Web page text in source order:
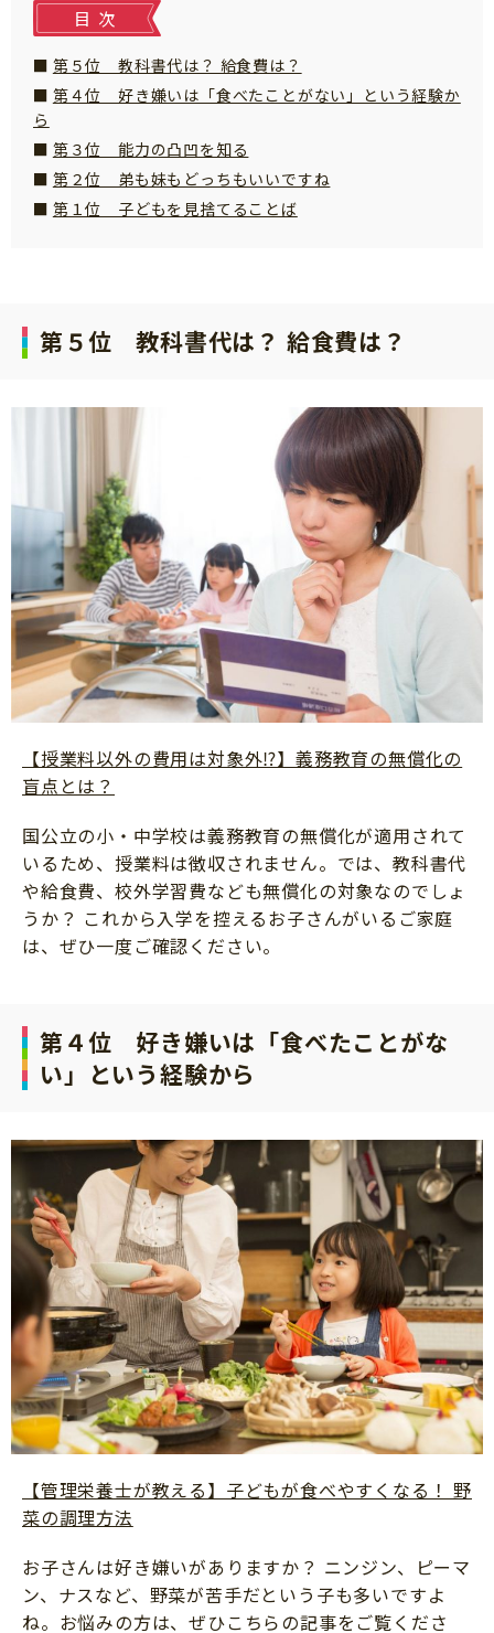
「こそだてまっぷ」とは
サイトのご利⽤にあたって
個⼈情報について
目次
第５位 教科書代は？ 給食費は？
第４位 好き嫌いは「食べたことがない」という経験か
ら
第３位 能力の凸凹を知る
第２位 弟も妹もどっちもいいですね
第１位 子どもを見捨てることば
第５位 教科書代は？ 給食費は？
【授業料以外の費用は対象外⁉】義務教育の無償化の
盲点とは？
国公立の小・中学校は義務教育の無償化が適用されて
いるため、授業料は徴収されません。では、教科書代
や給食費、校外学習費なども無償化の対象なのでしょ
うか？ これから入学を控えるお子さんがいるご家庭
は、ぜひ一度ご確認ください。
第４位 好き嫌いは「食べたことがな
い」という経験から
【管理栄養士が教える】子どもが食べやすくなる！ 野
菜の調理方法
お子さんは好き嫌いがありますか？ ニンジン、ピーマ
ン、ナスなど、野菜が苦手だという子も多いですよ
ね。お悩みの方は、ぜひこちらの記事をご覧くださ